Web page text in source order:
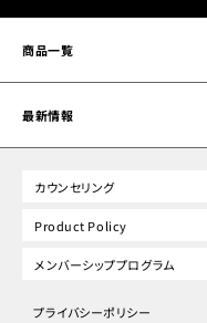
商品一覧
最新情報
カウンセリング
Product Policy
メンバーシッププログラム
プライバシーポリシー